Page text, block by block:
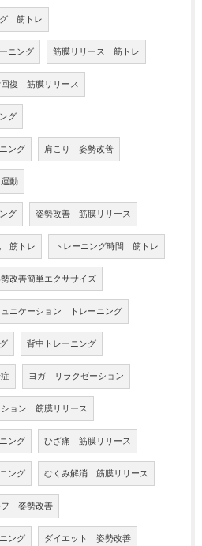
筋トレ
ニング 筋膜リリース 筋トレ
復 筋膜リリース
グ
ング 肩こり 姿勢改善
動
グ 姿勢改善 筋膜リリース
筋トレ トレーニング時間 筋トレ
改善簡単エクササイズ
ュニケーション トレーニング
背中トレーニング
ヨガ リラクゼーション
ション 筋膜リリース
ング ひざ痛 筋膜リリース
ング むくみ解消 筋膜リリース
フ 姿勢改善
ング ダイエット 姿勢改善